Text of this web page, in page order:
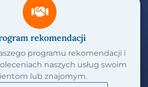
rekomendacji
programu rekomendacji i
naszych usług swoim
lub znajomym.